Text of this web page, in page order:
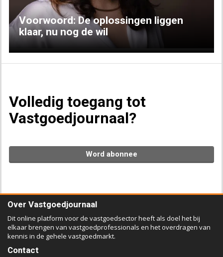
Voorwoord: De oplossingen liggen
klaar, nu nog de wil
Volledig toegang tot
Vastgoedjournaal?
Word abonnee
Over Vastgoedjournaal
Dit online platform voor de vastgoedsector heeft als doel het bij
elkaar brengen van vastgoedprofessionals en het overdragen van
kennis in de gehele vastgoedmarkt.
Contact